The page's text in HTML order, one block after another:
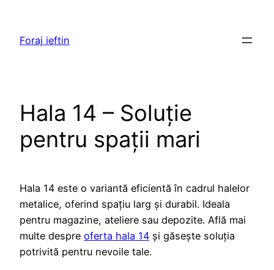
content
Foraj ieftin
Hala 14 – Soluție
pentru spații mari
Hala 14 este o variantă eficientă în cadrul halelor
metalice, oferind spațiu larg și durabil. Ideala
pentru magazine, ateliere sau depozite. Află mai
multe despre oferta hala 14 și găsește soluția
potrivită pentru nevoile tale.